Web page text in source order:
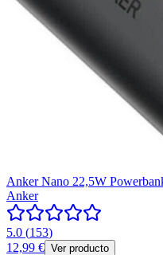
Anker Nano 22,5W
Anker
5.0 (153)
12,99 € Ver producto